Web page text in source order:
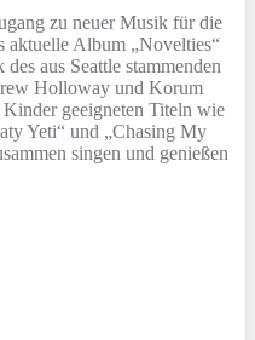
zu neuer Musik für die
aktuelle Album „Novelties“
aus Seattle stammenden
Holloway und Korum
geeigneten Titeln wie
Yeti“ und „Chasing My
singen und genießen